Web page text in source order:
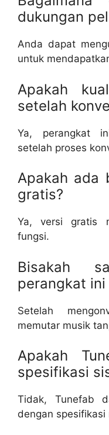
dukungan
Anda dapat
untuk
Apakah
setelah
Ya, perangkat
setelah proses
Apakah ada
gratis?
Ya, versi gratis
fungsi.
Bisakah
perangkat
Setelah
memutar musik
Apakah
spesifikasi
Tidak, Tunefab
dengan spesifikasi